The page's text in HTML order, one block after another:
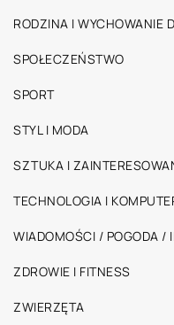
RODZINA I WYCHOWANIE
SPOŁECZEŃSTWO
SPORT
STYL I MODA
SZTUKA I
TECHNOLOGIA I
WIADOMOŚCI / POGODA /
ZDROWIE I FITNESS
ZWIERZĘTA